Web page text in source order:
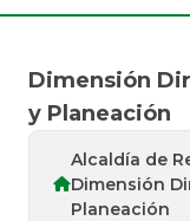
Dimensión
y Planeación
Alcaldía de
Dimensión
Planeación